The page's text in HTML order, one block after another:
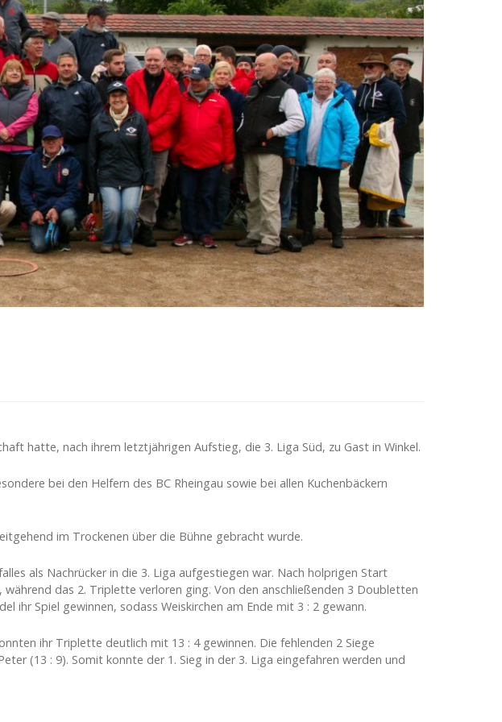
hatte, nach ihrem letztjährigen Aufstieg, die 3. Liga Süd, zu Gast in Winkel.
bei den Helfern des BC Rheingau sowie bei allen Kuchenbäckern
im Trockenen über die Bühne gebracht wurde.
als Nachrücker in die 3. Liga aufgestiegen war. Nach holprigen Start
das 2. Triplette verloren ging. Von den anschließenden 3 Doubletten
ihr Spiel gewinnen, sodass Weiskirchen am Ende mit 3 : 2 gewann.
ihr Triplette deutlich mit 13 : 4 gewinnen. Die fehlenden 2 Siege
(13 : 9). Somit konnte der 1. Sieg in der 3. Liga eingefahren werden und